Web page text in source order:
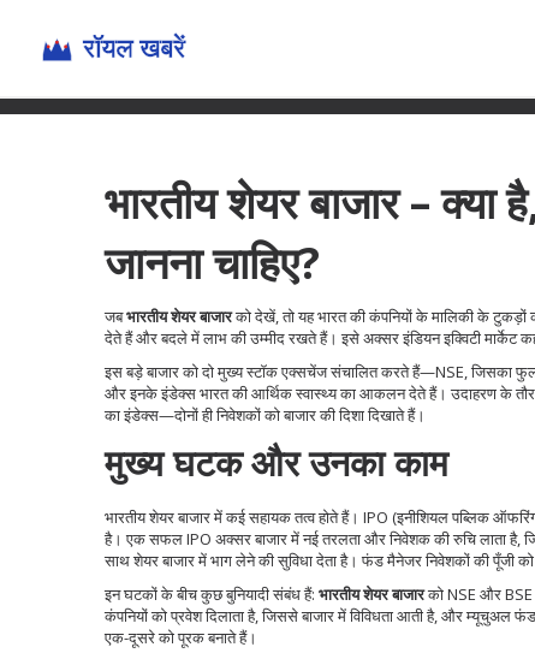
भारतीय शेयर बाजार –
जानना चाहिए?
जबभारतीय शेयर बाजारको देखें, तो यह भारत की कंपनियों के मालिकी के टुकड़ों
देते हैं और बदले में लाभ की उम्मीद रखते हैं। इसे अक्सरइंडियन इक्विटी मार्केट
इस बड़े बाजार को दो मुख्य स्टॉक एक्सचेंज संचालित करते हैं—NSE, जिसका
और इनके इंडेक्स भारत की आर्थिक स्वास्थ्य का आकलन देते हैं। उदाहरण के
का इंडेक्स—दोनों ही निवेशकों को बाजार की दिशा दिखाते हैं।
मुख्य घटक और उनका काम
भारतीय शेयर बाजार में कई सहायक तत्व होते हैं। IPO (इनीशियल पब्लिक
है। एक सफल IPO अक्सर बाजार में नई तरलता और निवेशक की रुचि लाता है,
साथ शेयर बाजार में भाग लेने की सुविधा देता है। फंड मैनेजर निवेशकों की पूँजी को
इन घटकों के बीच कुछ बुनियादी संबंध हैं: भारतीय शेयर बाजारको NSE और BSE
कंपनियों को प्रवेश दिलाता है, जिससे बाजार में विविधता आती है, और
एक-दूसरे को पूरक बनाते हैं।